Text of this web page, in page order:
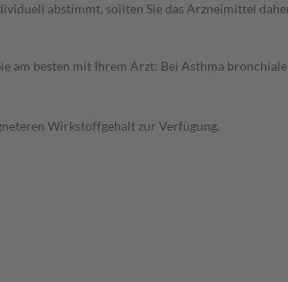
abstimmt, sollten Sie das Arzneimittel
am besten mit Ihrem Arzt: Bei Asthma
Wirkstoffgehalt zur Verfügung.